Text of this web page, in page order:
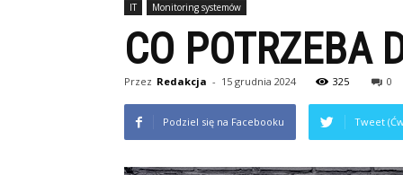
IT Monitoring systemów
CO POTRZEBA
Przez Redakcja - 15 grudnia 2024 325 0
Podziel się na Facebooku Tweet